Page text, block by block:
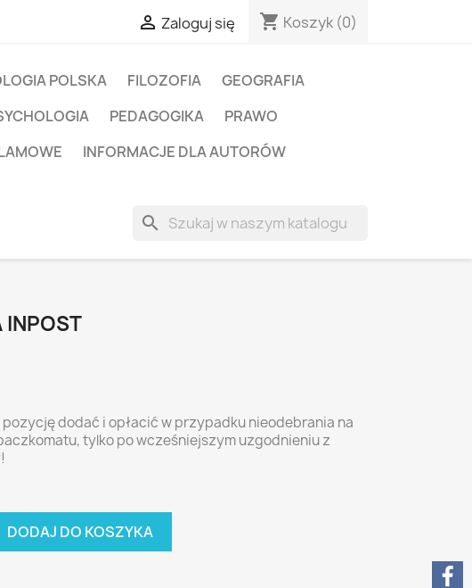
 Zaloguj się shopping_cart Koszyk (0)
POLSKA FILOZOFIA
GEOGRAFIA
PEDAGOGIKA
PRAWO
INFORMACJE DLA AUTORÓW
search
INPOST
pozycję dodać i opłacić w przypadku nieodebrania na
tylko po wcześniejszym uzgodnieniu z
DODAJ DO KOSZYKA